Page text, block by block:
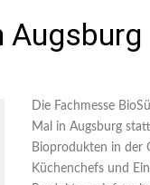
Augsburg
Die Fachmesse
Mal in Augsburg
Bioprodukten in der
Küchenchefs und